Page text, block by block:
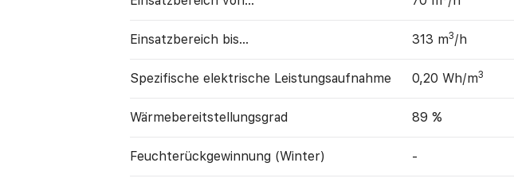
Einsatzbereich bis... 313 m3/h
Spezifische elektrische Leistungs­aufnahme 0,20 Wh/m3
Wärme­bereitstellungs­grad 89 %
Feuchte­rück­gewinnung (Winter) -